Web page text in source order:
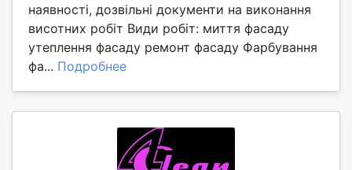
наявності, дозвільні документи на виконання
висотних робіт Види робіт: миття фасаду
утеплення фасаду ремонт фасаду Фарбування
фа... Подробнее